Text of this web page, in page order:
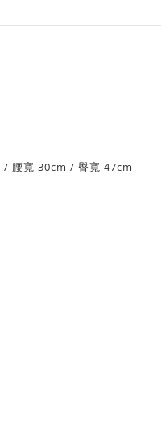
/ 腰寬 30cm / 臀寬 47cm